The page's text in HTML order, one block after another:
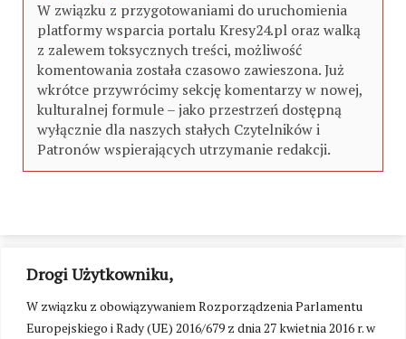
Drogi Użytkowniku,
W związku z obowiązywaniem Rozporządzenia Parlamentu
Europejskiego i Rady (UE) 2016/679 z dnia 27 kwietnia 2016 r. w
W związku z przygotowaniami do uruchomienia
platformy wsparcia portalu Kresy24.pl oraz walką
z zalewem toksycznych treści, możliwość
komentowania została czasowo zawieszona. Już
wkrótce przywrócimy sekcję komentarzy w nowej,
kulturalnej formule – jako przestrzeń dostępną
wyłącznie dla naszych stałych Czytelników i
Patronów wspierających utrzymanie redakcji.